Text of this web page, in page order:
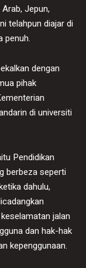
Jepun,
telahpun diajar di
penuh.
dengan
pihak
di universiti
Pendidikan
berbeza seperti
dahulu,
jalan
dan hak-hak
kepenggunaan.